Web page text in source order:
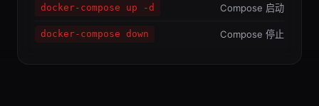
docker-compose up -d Compose 启动
docker-compose down Compose 停止